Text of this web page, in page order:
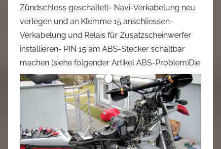
n
Zündschloss geschaltet)- Navi-Verkabelung neu
verlegen und an Klemme 15 anschliessen-
Verkabelung und Relais für Zusatzscheinwerfer
installieren- PIN 15 am ABS-Stecker schaltbar
machen (siehe folgender Artikel ABS-Problem)Die